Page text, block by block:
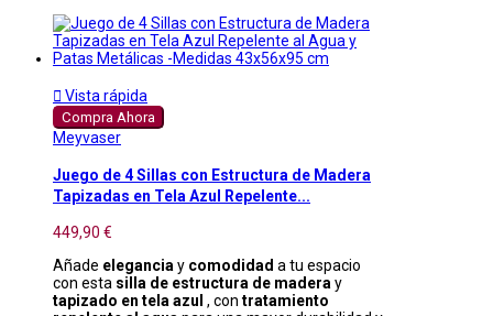
 Vista rápida
Compra Ahora
Meyvaser
Juego de 4 Sillas con Estructura de Madera
Tapizadas en Tela Azul Repelente...
449,90 €
Añade eleganciay comodidad a tu espacio
con esta silla de estructura de maderay
tapizado en tela azul , con tratamiento